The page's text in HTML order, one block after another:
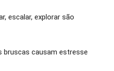
escalar, explorar são
bruscas causam estresse